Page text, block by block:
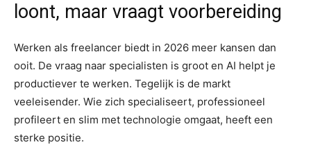
loont, maar vraagt voorbereiding
Werken als freelancer biedt in 2026 meer kansen dan
ooit. De vraag naar specialisten is groot en AI helpt je
productiever te werken. Tegelijk is de markt
veeleisender. Wie zich specialiseert, professioneel
profileert en slim met technologie omgaat, heeft een
sterke positie.